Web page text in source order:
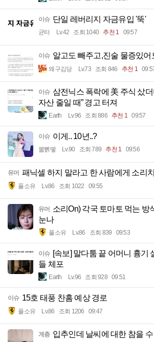
이슈 단일 레버리지 자금유입 '뚝'
균터 Lv.42 조회 1040 추천 1 09:57
이슈 알고도 빼주고,진술 물증있어
왜구김당 Lv.73 조회 846 추천 1
이슈 삼전닉스 폭락에 美 주식 샀
자산 줄일 때” 경고 터져
Earth Lv.96 조회 886 추천 1 09:57
이슈 이게.. 10년..?
꿻뻵뗗 Lv.90 조회 789 추천 1 09:56
유머 패닉셀 하지 말라고 한 사람에게 소리
풀소유 Lv.86 조회 1022 09:55
유머 소리On) 각국 토마토 먹는 방
눈나
풀소유 Lv.86 조회 839 09:53
이슈 [속보] 말다툼 끝 어머니 흉기
들 체포
Earth Lv.96 조회 928 09:51
이슈 15호 태풍 찬홈 예상 경로
풀소유 Lv.86 조회 1206 09:47
계층 입추인데 날씨에 대한 참을